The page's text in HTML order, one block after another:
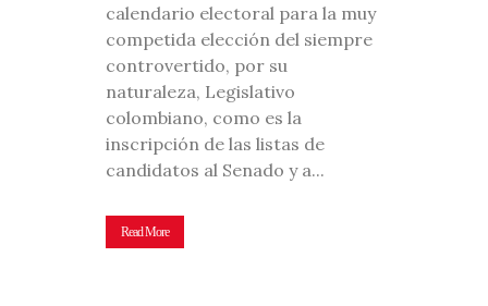
calendario electoral para la muy
competida elección del siempre
controvertido, por su
naturaleza, Legislativo
colombiano, como es la
inscripción de las listas de
candidatos al Senado y a...
Read More